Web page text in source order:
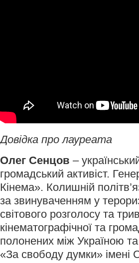
Довідка про лауреата
Олег Сенцов –
громадський активіст.
Кінема». Колишній
за звинуваченням у
світового розголосу та
кінематографічної та
полонених між Україною
«За свободу думки» імені